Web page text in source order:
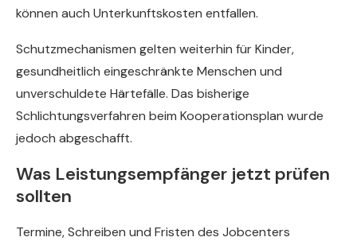
können auch Unterkunftskosten entfallen.
Schutzmechanismen gelten weiterhin für Kinder,
gesundheitlich eingeschränkte Menschen und
unverschuldete Härtefälle. Das bisherige
Schlichtungsverfahren beim Kooperationsplan wurde
jedoch abgeschafft.
Was Leistungsempfänger jetzt prüfen
sollten
Termine, Schreiben und Fristen des Jobcenters